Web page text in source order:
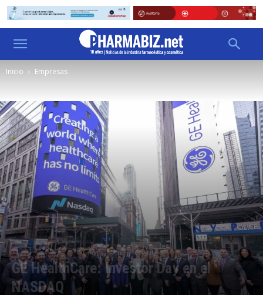
Inicio Empresas
GE HealthCare: Investor Day en el
NASDAQ